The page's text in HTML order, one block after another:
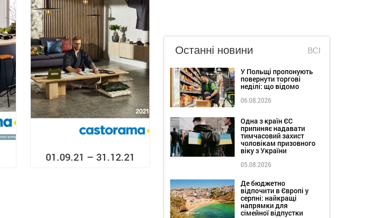
01.09.21 – 31.12.21
Останні новини ВСІ
У Польщі пропонують
повернути торгові
неділі: що відомо
06.08.2026
Одна з країн ЄС
припиняє надавати
тимчасовий захист
чоловікам призовного
віку з України
05.08.2026
Де бюджетно
відпочити в Європі у
серпні: найкращі
напрямки для
сімейної відпустки